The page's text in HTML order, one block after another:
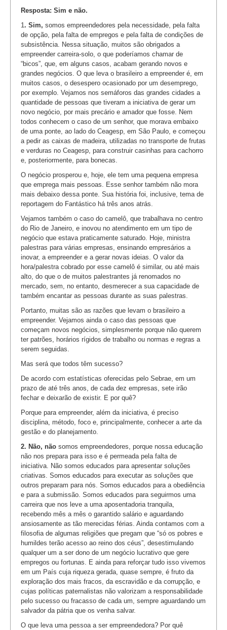
Resposta: Sim e não.
1. Sim, somos empreendedores pela necessidade, pela falta
de opção, pela falta de empregos e pela falta de condições de
subsistência. Nessa situação, muitos são obrigados a
empreender carreira-solo, o que poderíamos chamar de
“bicos”, que, em alguns casos, acabam gerando novos e
grandes negócios. O que leva o brasileiro a empreender é, em
muitos casos, o desespero ocasionado por um desemprego,
por exemplo. Vejamos nos semáforos das grandes cidades a
quantidade de pessoas que tiveram a iniciativa de gerar um
novo negócio, por mais precário e amador que fosse. Nem
todos conhecem o caso de um senhor, que morava embaixo
de uma ponte, ao lado do Ceagesp, em São Paulo, e começou
a pedir as caixas de madeira, utilizadas no transporte de frutas
e verduras no Ceagesp, para construir casinhas para cachorro
e, posteriormente, para bonecas.
O negócio prosperou e, hoje, ele tem uma pequena empresa
que emprega mais pessoas. Esse senhor também não mora
mais debaixo dessa ponte. Sua história foi, inclusive, tema de
reportagem do Fantástico há três anos atrás.
Vejamos também o caso do camelô, que trabalhava no centro
do Rio de Janeiro, e inovou no atendimento em um tipo de
negócio que estava praticamente saturado. Hoje, ministra
palestras para várias empresas, ensinando empresários a
inovar, a empreender e a gerar novas ideias. O valor da
hora/palestra cobrado por esse camelô é similar, ou até mais
alto, do que o de muitos palestrantes já renomados no
mercado, sem, no entanto, desmerecer a sua capacidade de
também encantar as pessoas durante as suas palestras.
Portanto, muitas são as razões que levam o brasileiro a
empreender. Vejamos ainda o caso das pessoas que
começam novos negócios, simplesmente porque não querem
ter patrões, horários rígidos de trabalho ou normas e regras a
serem seguidas.
Mas será que todos têm sucesso?
De acordo com estatísticas oferecidas pelo Sebrae, em um
prazo de até três anos, de cada dez empresas, sete irão
fechar e deixarão de existir. E por quê?
Porque para empreender, além da iniciativa, é preciso
disciplina, método, foco e, principalmente, conhecer a arte da
gestão e do planejamento.
2. Não, não somos empreendedores, porque nossa educação
não nos prepara para isso e é permeada pela falta de
iniciativa. Não somos educados para apresentar soluções
criativas. Somos educados para executar as soluções que
outros preparam para nós. Somos educados para a obediência
e para a submissão. Somos educados para seguirmos uma
carreira que nos leve a uma aposentadoria tranquila,
recebendo mês a mês o garantido salário e aguardando
ansiosamente as tão merecidas férias. Ainda contamos com a
filosofia de algumas religiões que pregam que “só os pobres e
humildes terão acesso ao reino dos céus”, desestimulando
qualquer um a ser dono de um negócio lucrativo que gere
empregos ou fortunas. E ainda para reforçar tudo isso vivemos
em um País cuja riqueza gerada, quase sempre, é fruto da
exploração dos mais fracos, da escravidão e da corrupção, e
cujas políticas paternalistas não valorizam a responsabilidade
pelo sucesso ou fracasso de cada um, sempre aguardando um
salvador da pátria que os venha salvar.
O que leva uma pessoa a ser empreendedora? Por quê